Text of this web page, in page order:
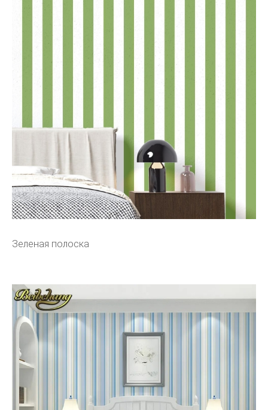
Зеленая полоска